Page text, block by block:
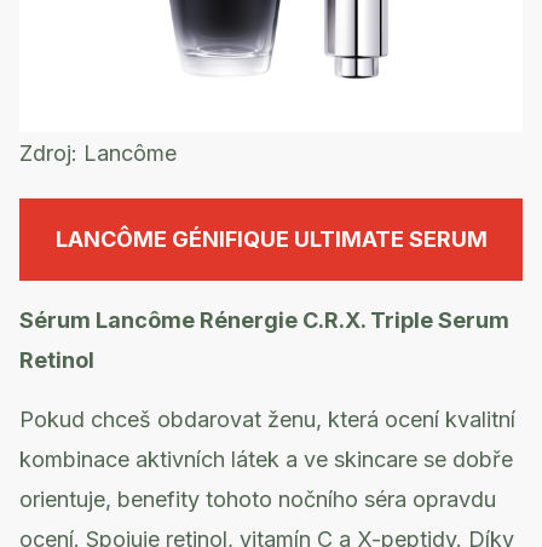
Zdroj: Lancôme
LANCÔME GÉNIFIQUE ULTIMATE SERUM
Sérum Lancôme Rénergie C.R.X. Triple Serum
Retinol
Pokud chceš obdarovat ženu, která ocení kvalitní
kombinace aktivních látek a ve skincare se dobře
orientuje, benefity tohoto nočního séra opravdu
ocení. Spojuje retinol, vitamín C a X-peptidy. Díky